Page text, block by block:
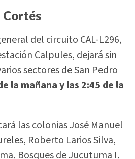
Cortés
del circuito CAL-L296,
Calpules, dejará sin
sectores de San Pedro
la mañana y las 2:45 de la
las colonias José Manuel
Roberto Larios Silva,
Bosques de Jucutuma I,